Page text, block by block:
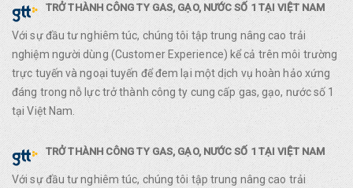
TRỞ THÀNH CÔNG TY GAS, GẠO, NƯỚC SỐ 1 TẠI VIỆT NAM
Với sự đầu tư nghiêm túc, chúng tôi tập trung nâng cao trải
nghiệm người dùng (Customer Experience) kể cả trên môi trường
trực tuyến và ngoại tuyến để đem lại một dịch vụ hoàn hảo xứng
đáng trong nỗ lực trở thành công ty cung cấp gas, gạo, nước số 1
tại Việt Nam.
TRỞ THÀNH CÔNG TY GAS, GẠO, NƯỚC SỐ 1 TẠI VIỆT NAM
Với sự đầu tư nghiêm túc, chúng tôi tập trung nâng cao trải